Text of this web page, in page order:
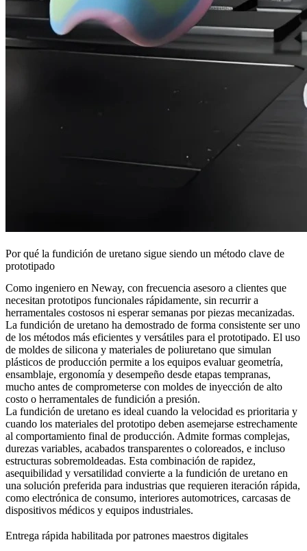
Por qué la fundición de uretano sigue siendo un método clave de
prototipado
Como ingeniero en Neway, con frecuencia asesoro a clientes que
necesitan prototipos funcionales rápidamente, sin recurrir a
herramentales costosos ni esperar semanas por piezas mecanizadas.
La fundición de uretano ha demostrado de forma consistente ser uno
de los métodos más eficientes y versátiles para el prototipado. El uso
de moldes de silicona y materiales de poliuretano que simulan
plásticos de producción permite a los equipos evaluar geometría,
ensamblaje, ergonomía y desempeño desde etapas tempranas,
mucho antes de comprometerse con moldes de inyección de alto
costo o herramentales de fundición a presión.
La fundición de uretano es ideal cuando la velocidad es prioritaria y
cuando los materiales del prototipo deben asemejarse estrechamente
al comportamiento final de producción. Admite formas complejas,
durezas variables, acabados transparentes o coloreados, e incluso
estructuras sobremoldeadas. Esta combinación de rapidez,
asequibilidad y versatilidad convierte a la fundición de uretano en
una solución preferida para industrias que requieren iteración rápida,
como electrónica de consumo, interiores automotrices, carcasas de
dispositivos médicos y equipos industriales.
Entrega rápida habilitada por patrones maestros digitales